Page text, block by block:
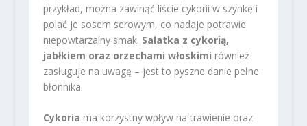
przykład, można zawinąć liście cykorii w szynkę i
polać je sosem serowym, co nadaje potrawie
niepowtarzalny smak. Sałatka z cykorią,
jabłkiem oraz orzechami włoskimi również
zasługuje na uwagę – jest to pyszne danie pełne
błonnika.
Cykoria ma korzystny wpływ na trawienie oraz